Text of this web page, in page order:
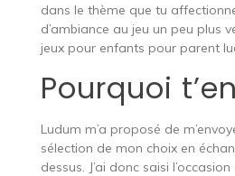
dans le thème que tu
d’ambiance au jeu un peu plus
jeux pour enfants pour parent
Pourquoi
Ludum m’a proposé de
sélection de mon choix en
dessus. J’ai donc saisi